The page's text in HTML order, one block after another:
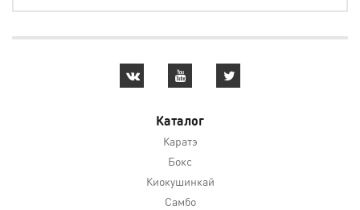
Каталог
Каратэ
Бокс
Киокушинкай
Самбо